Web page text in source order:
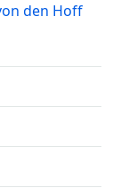
den Hoff